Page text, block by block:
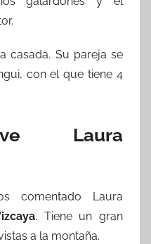
casada. Su pareja se
con el que tiene 4
Laura
comentado Laura
. Tiene un gran
a la montaña.